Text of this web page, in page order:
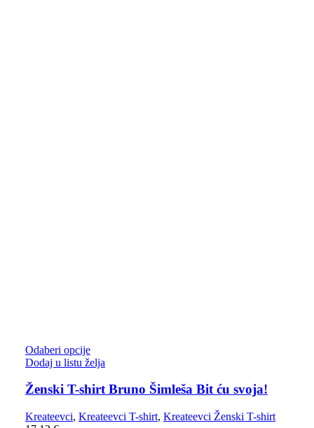
Odaberi opcije
Dodaj u listu želja
Ženski T-shirt Bruno Šimleša Bit ću svoja!
Kreateevci, Kreateevci T-shirt, Kreateevci Ženski T-shirt